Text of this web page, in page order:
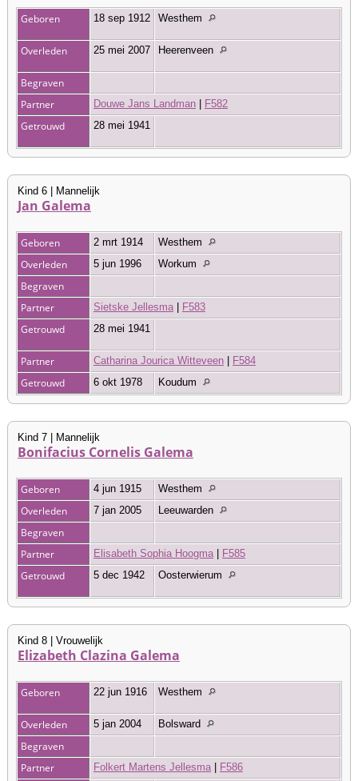
Geboren 18 sep 1912 Westhem
Overleden 25 mei 2007 Heerenveen
Begraven
Partner
Douwe Jans Landman F582
Getrouwd 28 mei 1941
Kind 6 | Mannelijk
Jan Galema
Geboren 2 mrt 1914 Westhem
Overleden 5 jun 1996 Workum
Begraven
Partner
Sietske Jellesma F583
Getrouwd 28 mei 1941
Partner Catharina Jourica Witteveen F584
Getrouwd 6 okt 1978 Koudum
Kind 7 | Mannelijk
Bonifacius Cornelis Galema
Geboren 4 jun 1915 Westhem
Overleden 7 jan 2005 Leeuwarden
Begraven
Partner
Elisabeth Sophia Hoogma F585
Getrouwd 5 dec 1942 Oosterwierum
Kind 8 | Vrouwelijk
Elizabeth Clazina Galema
Geboren 22 jun 1916 Westhem
Overleden 5 jan 2004 Bolsward
Begraven
Partner
Folkert Martens Jellesma F586